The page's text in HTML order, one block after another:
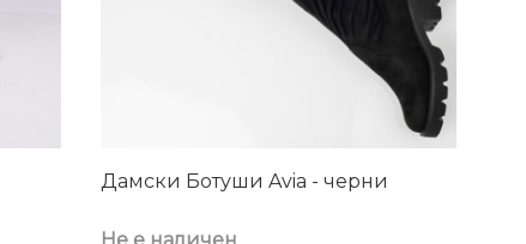
Дамски Ботуши Avia - черни